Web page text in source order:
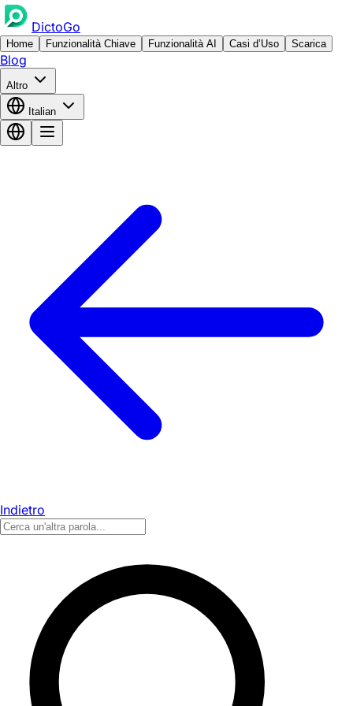
DictoGo
Home Funzionalità Chiave Funzionalità AI Casi d’Uso Scarica
Blog
Altro
Italian
Indietro